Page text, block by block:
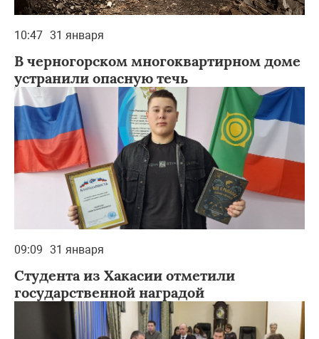
10:47 31 января
В черногорском многоквартирном доме
устранили опасную течь
09:09 31 января
Студента из Хакасии отметили
государственной наградой